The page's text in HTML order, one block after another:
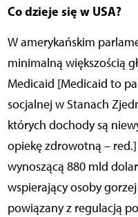
Co dzieje się w USA?
W amerykańskim
minimalną większością
Medicaid [Medicaid to
socjalnej w Stanach
których dochody są
opiekę zdrowotną –
wynoszącą 880 mld
wspierający osoby
powiązany z regulacją